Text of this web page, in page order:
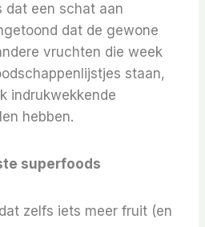
dat een schat aan
dat de gewone
vruchten die week
staan,
indrukwekkende
hebben.
superfoods
zelfs iets meer fruit (en